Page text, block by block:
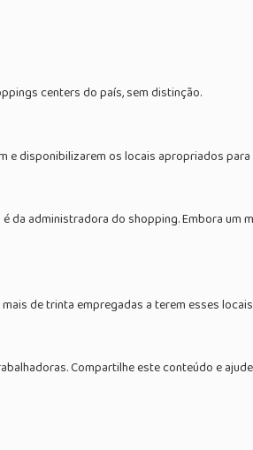
centers do país, sem distinção.
e disponibilizarem os locais apropriados
da administradora do shopping. Embora
de trinta empregadas a terem esses
Compartilhe este conteúdo e